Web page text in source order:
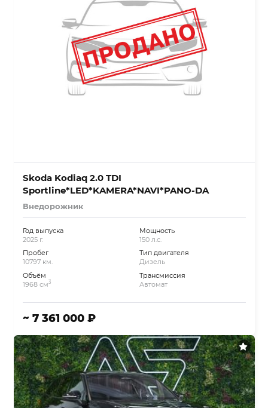
Skoda Kodiaq 2.0 TDI
Sportline*LED*KAMERA*NAVI*PANO-DA
Внедорожник
Год выпуска
2025 г.
Пробег
10797 км.
Объём
1968 см3
Мощность
150 л.с.
Тип двигателя
Дизель
Трансмиссия
Автомат
~ 7 361 000 ₽